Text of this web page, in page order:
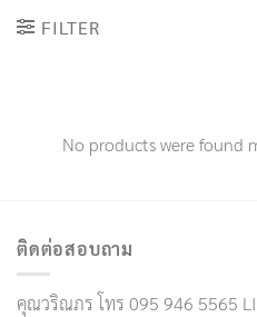
FILTER
No products were found
ติดต่อสอบถาม
คุณวริณภร โทร 095 946 5565